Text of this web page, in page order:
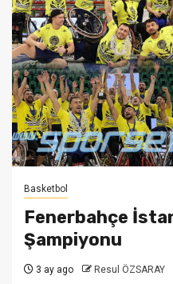
Basketbol
Fenerbahçe
Şampiyonu
3 ay ago Resul ÖZSARAY